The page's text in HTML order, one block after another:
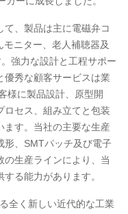
て、製品は主に電磁弁コ
ニター、老人補聴器及
強力な設計と工程サポー
優秀な顧客サービスは業
様に製品設計、原型開
ロセス、組み立てと包装
ます。当社の主要な生産
形、SMTパッチ及び電子
生産ラインにより、当
る能力があります。
全く新しい近代的な工業